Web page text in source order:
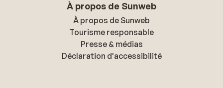
À propos de Sunweb
À propos de Sunweb
Tourisme responsable
Presse & médias
Déclaration d'accessibilité